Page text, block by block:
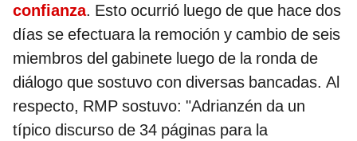
confianza. Esto ocurrió luego de que hace dos
días se efectuara la remoción y cambio de seis
miembros del gabinete luego de la ronda de
diálogo que sostuvo con diversas bancadas. Al
respecto, RMP sostuvo: "Adrianzén da un
típico discurso de 34 páginas para la